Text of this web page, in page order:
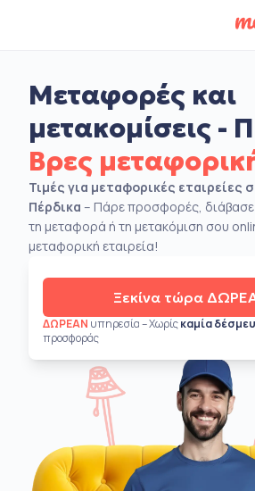
Μεταφορές και
μετακομίσεις -
Βρες
Τιμές για μεταφορικές εταιρείες
Πέρδικα – Πάρε προσφορές, διάβασε
τη μεταφορά ή τη μετακόμιση σου
μεταφορική εταιρεία!
Ξεκίνα τώρα
ΔΩΡΕΑΝ υπηρεσία – Χωρίςκαμία
προσφοράς